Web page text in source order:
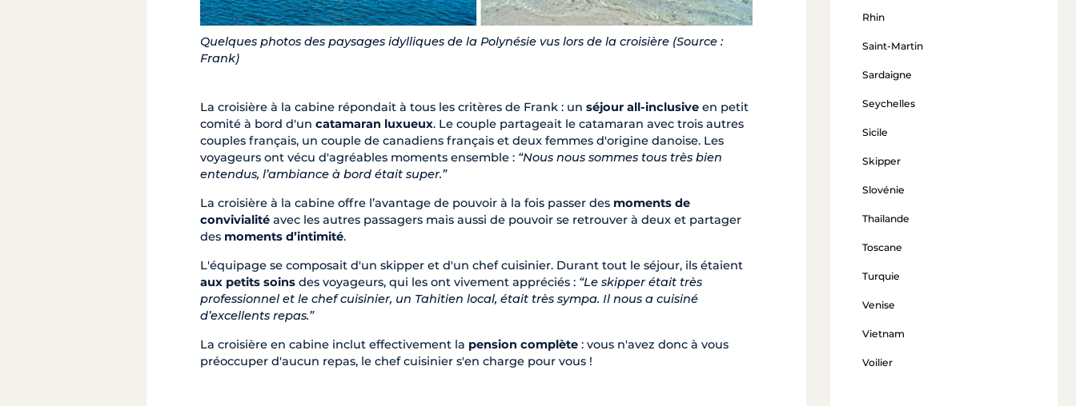
Quelques photos des paysages idylliques de la Polynésie vus lors de la croisière (Source :
Frank)
La croisière à la cabine répondait à tous les critères de Frank : un séjour all-inclusive en petit
comité à bord d'un catamaran luxueux. Le couple partageait le catamaran avec trois autres
couples français, un couple de canadiens français et deux femmes d'origine danoise. Les
voyageurs ont vécu d'agréables moments ensemble : “Nous nous sommes tous très bien
entendus, l’ambiance à bord était super.”
La croisière à la cabine offre l’avantage de pouvoir à la fois passer des moments de
convivialité avec les autres passagers mais aussi de pouvoir se retrouver à deux et partager
des moments d’intimité.
L'équipage se composait d'un skipper et d'un chef cuisinier. Durant tout le séjour, ils étaient
aux petits soins des voyageurs, qui les ont vivement appréciés : “Le skipper était très
professionnel et le chef cuisinier, un Tahitien local, était très sympa. Il nous a cuisiné
d’excellents repas.”
La croisière en cabine inclut effectivement la pension complète : vous n'avez donc à vous
préoccuper d'aucun repas, le chef cuisinier s'en charge pour vous !
Rhin
Saint-Martin
Sardaigne
Seychelles
Sicile
Skipper
Slovénie
Thaïlande
Toscane
Turquie
Venise
Vietnam
Voilier